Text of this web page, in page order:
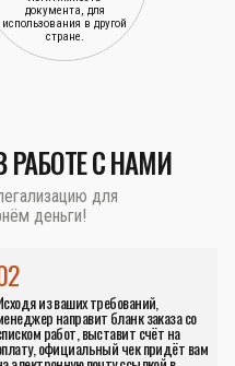
документа, для
использования в другой
стране.
С НАМИ
для
деньги!
из ваших требований,
направит бланк заказа со
работ, выставит счёт на
официальный чек придёт вам